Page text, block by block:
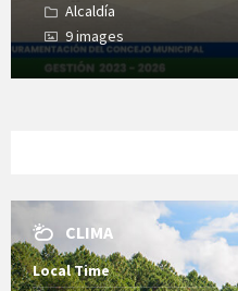
Alcaldía
9 images
CLIMA
Local Time